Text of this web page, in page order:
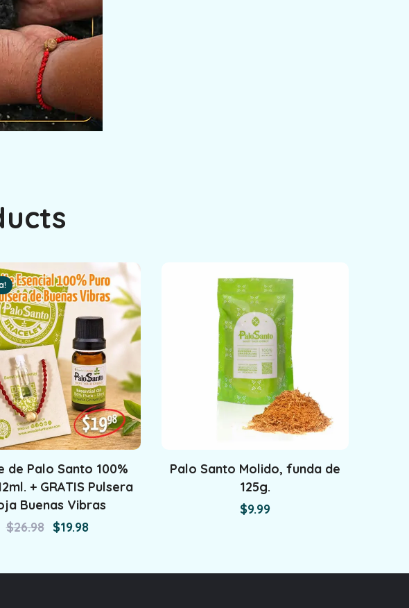
de Palo Santo 100%
+ GRATIS Pulsera
Buenas Vibras
$26.98 $19.98
Palo Santo Molido, funda de
125g.
$9.99